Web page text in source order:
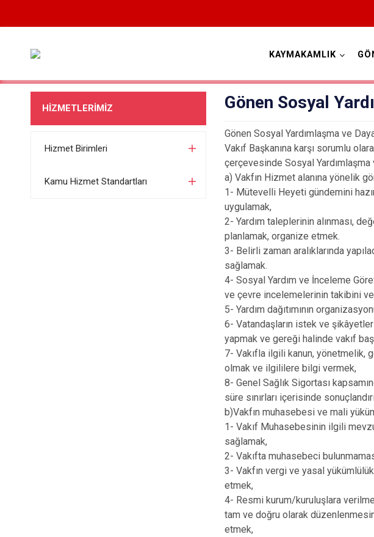
KAYMAKAMLIK
HİZMETLERİMİZ
Hizmet Birimleri
Kamu Hizmet Standartları
Gönen Sosyal
Gönen Sosyal Yardımlaşma ve
Vakıf Başkanına karşı sorumlu
çerçevesinde Sosyal Yardımlaşma
a) Vakfın Hizmet alanına yönelik
1- Mütevelli Heyeti gündemini
uygulamak,
2- Yardım taleplerinin alınması,
planlamak, organize etmek.
3- Belirli zaman aralıklarında
sağlamak.
4- Sosyal Yardım ve İnceleme
ve çevre incelemelerinin takibini
5- Yardım dağıtımının
6- Vatandaşların istek ve
yapmak ve gereği halinde vakıf
7- Vakıfla ilgili kanun, yönetmelik,
olmak ve ilgililere bilgi vermek,
8- Genel Sağlık Sigortası
süre sınırları içerisinde
b)Vakfın muhasebesi ve mali
1- Vakıf Muhasebesinin ilgili
sağlamak,
2- Vakıfta muhasebeci
3- Vakfın vergi ve yasal
etmek,
4- Resmi kurum/kuruluşlara
tam ve doğru olarak
etmek,